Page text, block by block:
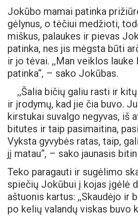
Jokūbo mamai patinka
gėlynus, o tėčiui medžioti,
miškus, palaukes ir pievas
patinka, nes jis mėgsta būti
ir jo tėvai. ,,Man veiklos lauke
patinka“, – sako Jokūbas.
,,Šalia bičių galiu rasti ir
ir įrodymų, kad jie čia buvo.
kirstukai suvalgo negyvas, iš
bitutes ir taip pasimaitina,
Vyksta gyvybės ratas, taip,
jį matau“, – sako jaunasis
Teko paragauti ir sugėlimo
spiečių Jokūbui į kojas įgėlė
aštuonis kartus: ,,Skaudėjo ir
po kelių valandų viskas buvo